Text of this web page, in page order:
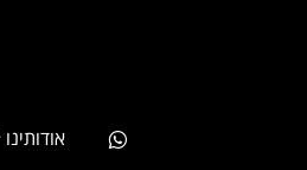
אודותינו 关于